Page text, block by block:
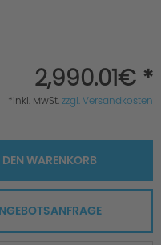
2,990.01€ *
*inkl. MwSt.zzgl. Versandkosten
WARENKORB